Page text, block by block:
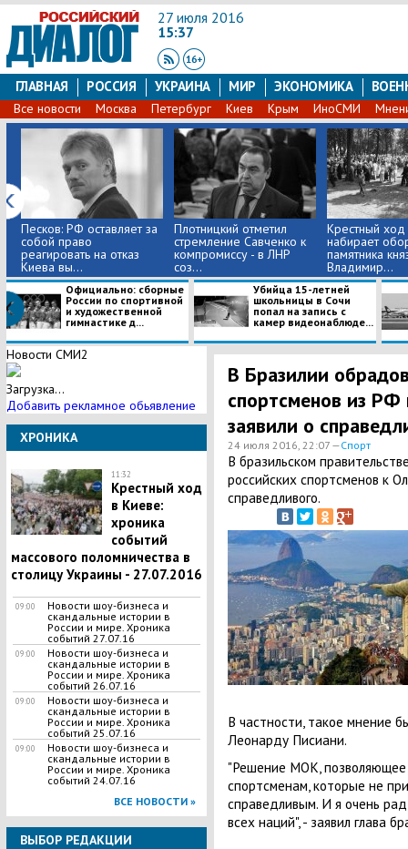
27 июля 2016
15:37
ГЛАВНАЯ РОССИЯ УКРАИНА МИР ЭКОНОМИКА
Все новости Москва Петербург Киев Крым ИноСМИ
Песков: РФ оставляет за
собой право
реагировать на отказ
Киева вы...
Плотницкий отметил
стремление Савченко к
компромиссу - в ЛНР
соз...
Крестный
набирает
памятника
Владимир...
Официально: сборные
России по спортивной
и художественной
гимнастике д...
Убийца 15-летней
школьницы в Сочи
попал на запись с
камер видеонаблюде...
Новости СМИ2
Загрузка...
Добавить рекламное обьявление
ХРОНИКА
11:32
Крестный ход
в Киеве:
хроника
событий
массового поломничества в
столицу Украины - 27.07.2016
09:00
Новости шоу-бизнеса и
скандальные истории в
России и мире. Хроника
событий 27.07.16
09:00
Новости шоу-бизнеса и
скандальные истории в
России и мире. Хроника
событий 26.07.16
09:00
Новости шоу-бизнеса и
скандальные истории в
России и мире. Хроника
событий 25.07.16
09:00
Новости шоу-бизнеса и
скандальные истории в
России и мире. Хроника
событий 24.07.16
ВСЕ НОВОСТИ »
ВЫБОР РЕДАКЦИИ
В Бразилии
спортсменов из РФ
заявили о
24 июля 2016, 22:07 —Спорт
В бразильском
российских спортсменов к
справедливого.
В частности, такое мнение
Леонарду Писиани.
"Решение МОК, позволяющее
спортсменам, которые не
справедливым. И я очень
всех наций", - заявил глава